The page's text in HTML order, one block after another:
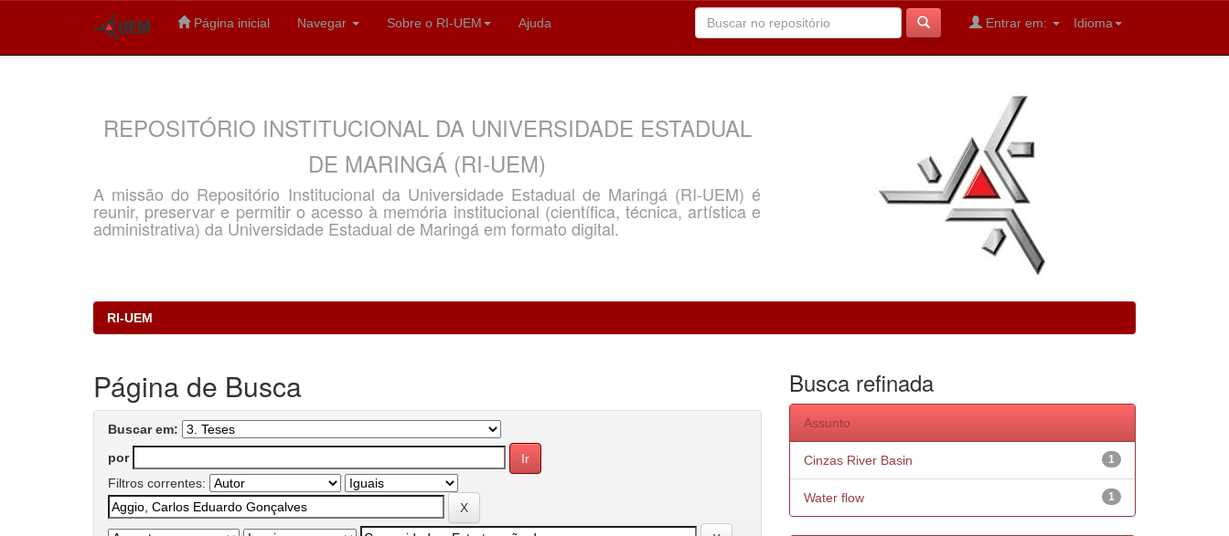
Página inicial Navegar Sobre o RI-UEM Ajuda Idioma
Entrar em:
REPOSITÓRIO INSTITUCIONAL DA UNIVERSIDADE ESTADUAL
DE MARINGÁ (RI-UEM)
A missão do Repositório Institucional da Universidade Estadual de Maringá (RI-UEM) é
reunir, preservar e permitir o acesso à memória institucional (científica, técnica, artística e
administrativa) da Universidade Estadual de Maringá em formato digital.
RI-UEM
Página de Busca
Buscar em:
por
Filtros correntes:
Busca refinada
Assunto
1
Cinzas River Basin
1
Water flow